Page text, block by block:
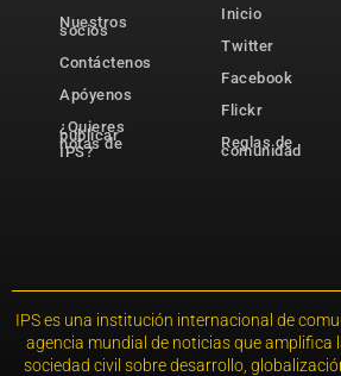
Nuestros
socios
Contáctenos
Apóyenos
¿Quieres
publicar
notas de
IPS?
Inicio
Twitter
Facebook
Flickr
Reglas de
comunidad
IPS es una institución internacional de
agencia mundial de noticias que amplifica
sociedad civil sobre desarrollo,